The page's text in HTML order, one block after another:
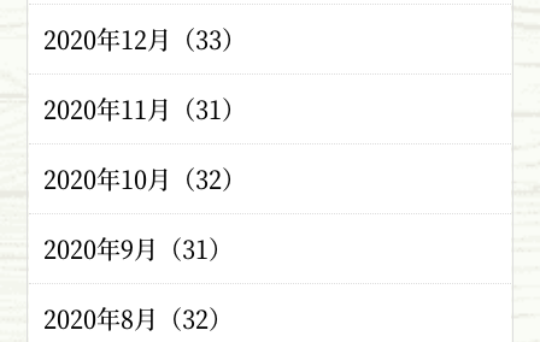
2020年12月（33）
2020年11月（31）
2020年10月（32）
2020年9月（31）
2020年8月（32）